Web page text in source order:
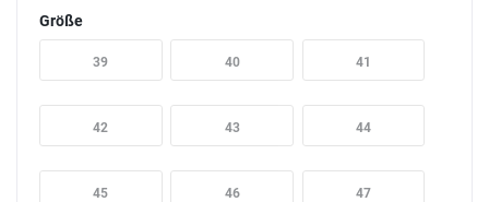
Größe
39 40 41
42 43 44
45 46 47